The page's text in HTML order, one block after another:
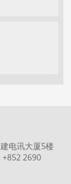
电讯大厦5楼
2690